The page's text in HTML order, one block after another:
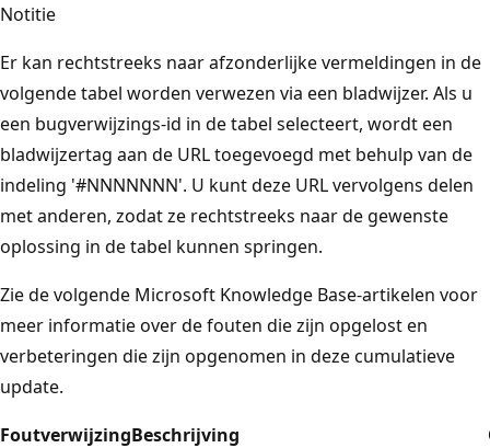
Notitie
Er kan rechtstreeks naar afzonderlijke vermeldingen in de
volgende tabel worden verwezen via een bladwijzer. Als u
een bugverwijzings-id in de tabel selecteert, wordt een
bladwijzertag aan de URL toegevoegd met behulp van de
indeling '#NNNNNNN'. U kunt deze URL vervolgens delen
met anderen, zodat ze rechtstreeks naar de gewenste
oplossing in de tabel kunnen springen.
Zie de volgende Microsoft Knowledge Base-artikelen voor
meer informatie over de fouten die zijn opgelost en
verbeteringen die zijn opgenomen in deze cumulatieve
update.
FoutverwijzingBeschrijving